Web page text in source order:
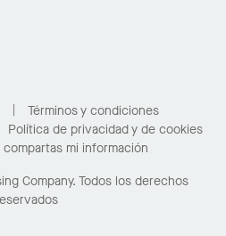
Términos y condiciones
Política de privacidad y de cookies
compartas mi información
Company. Todos los derechos